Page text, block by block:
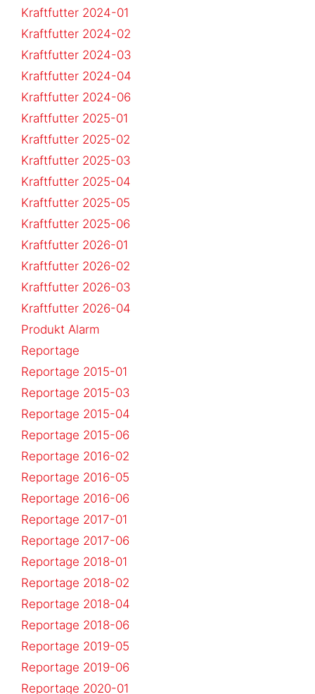
Kraftfutter 2024-01
Kraftfutter 2024-02
Kraftfutter 2024-03
Kraftfutter 2024-04
Kraftfutter 2024-06
Kraftfutter 2025-01
Kraftfutter 2025-02
Kraftfutter 2025-03
Kraftfutter 2025-04
Kraftfutter 2025-05
Kraftfutter 2025-06
Kraftfutter 2026-01
Kraftfutter 2026-02
Kraftfutter 2026-03
Kraftfutter 2026-04
Produkt Alarm
Reportage
Reportage 2015-01
Reportage 2015-03
Reportage 2015-04
Reportage 2015-06
Reportage 2016-02
Reportage 2016-05
Reportage 2016-06
Reportage 2017-01
Reportage 2017-06
Reportage 2018-01
Reportage 2018-02
Reportage 2018-04
Reportage 2018-06
Reportage 2019-05
Reportage 2019-06
Reportage 2020-01